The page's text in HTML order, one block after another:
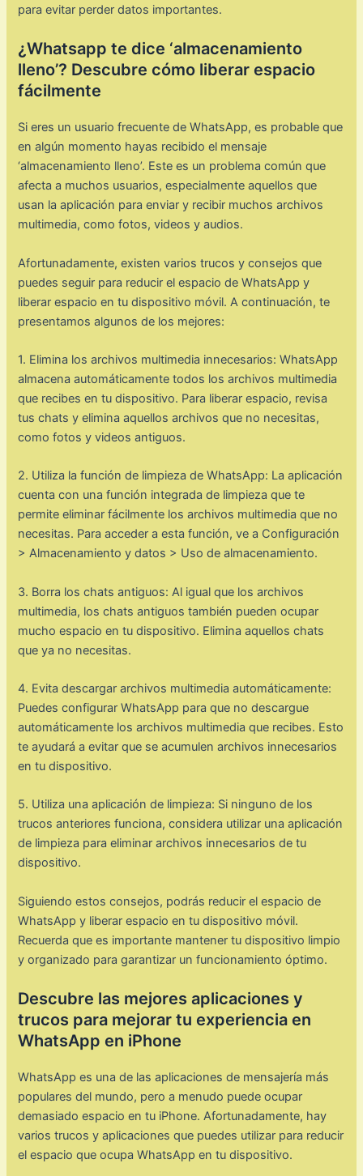
para evitar perder datos importantes.
¿Whatsapp te dice ‘almacenamiento
lleno’? Descubre cómo liberar espacio
fácilmente
Si eres un usuario frecuente de WhatsApp, es probable que
en algún momento hayas recibido el mensaje
‘almacenamiento lleno’. Este es un problema común que
afecta a muchos usuarios, especialmente aquellos que
usan la aplicación para enviar y recibir muchos archivos
multimedia, como fotos, videos y audios.
Afortunadamente, existen varios trucos y consejos que
puedes seguir para reducir el espacio de WhatsApp y
liberar espacio en tu dispositivo móvil. A continuación, te
presentamos algunos de los mejores:
1. Elimina los archivos multimedia innecesarios: WhatsApp
almacena automáticamente todos los archivos multimedia
que recibes en tu dispositivo. Para liberar espacio, revisa
tus chats y elimina aquellos archivos que no necesitas,
como fotos y videos antiguos.
2. Utiliza la función de limpieza de WhatsApp: La aplicación
cuenta con una función integrada de limpieza que te
permite eliminar fácilmente los archivos multimedia que no
necesitas. Para acceder a esta función, ve a Configuración
> Almacenamiento y datos > Uso de almacenamiento.
3. Borra los chats antiguos: Al igual que los archivos
multimedia, los chats antiguos también pueden ocupar
mucho espacio en tu dispositivo. Elimina aquellos chats
que ya no necesitas.
4. Evita descargar archivos multimedia automáticamente:
Puedes configurar WhatsApp para que no descargue
automáticamente los archivos multimedia que recibes. Esto
te ayudará a evitar que se acumulen archivos innecesarios
en tu dispositivo.
5. Utiliza una aplicación de limpieza: Si ninguno de los
trucos anteriores funciona, considera utilizar una aplicación
de limpieza para eliminar archivos innecesarios de tu
dispositivo.
Siguiendo estos consejos, podrás reducir el espacio de
WhatsApp y liberar espacio en tu dispositivo móvil.
Recuerda que es importante mantener tu dispositivo limpio
y organizado para garantizar un funcionamiento óptimo.
Descubre las mejores aplicaciones y
trucos para mejorar tu experiencia en
WhatsApp en iPhone
WhatsApp es una de las aplicaciones de mensajería más
populares del mundo, pero a menudo puede ocupar
demasiado espacio en tu iPhone. Afortunadamente, hay
varios trucos y aplicaciones que puedes utilizar para reducir
el espacio que ocupa WhatsApp en tu dispositivo.